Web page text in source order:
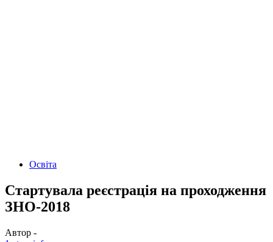
Освіта
Стартувала реєстрація на проходження
ЗНО-2018
Автор -